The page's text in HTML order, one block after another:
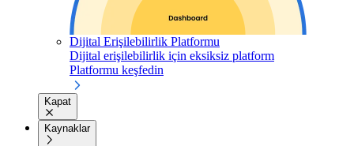
Dijital Erişilebilirlik Platformu
Dijital erişilebilirlik için eksiksiz platform
Platformu keşfedin
Kapat
Kaynaklar